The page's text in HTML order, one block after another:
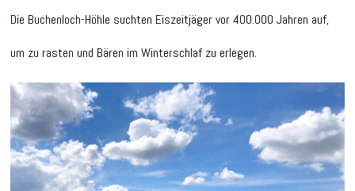
Die Buchenloch-Höhle suchten Eiszeitjäger vor 400.000 Jahren auf,
um zu rasten und Bären im Winterschlaf zu erlegen.